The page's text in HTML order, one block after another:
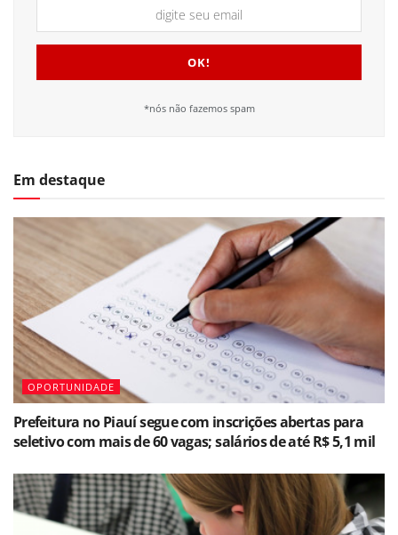
*nós não fazemos spam
Em destaque
OPORTUNIDADE
Prefeitura no Piauí segue com inscrições abertas para
seletivo com mais de 60 vagas; salários de até R$ 5,1 mil